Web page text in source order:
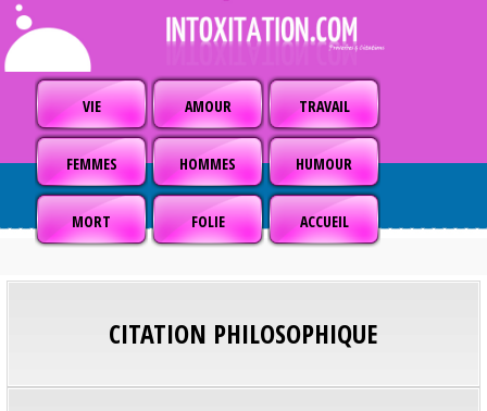
VIE AMOUR TRAVAIL
FEMMES HOMMES HUMOUR
MORT FOLIE ACCUEIL
CITATION PHILOSOPHIQUE